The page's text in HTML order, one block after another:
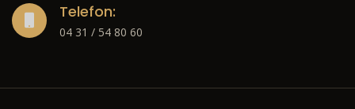
Telefon:
04 31 / 54 80 60